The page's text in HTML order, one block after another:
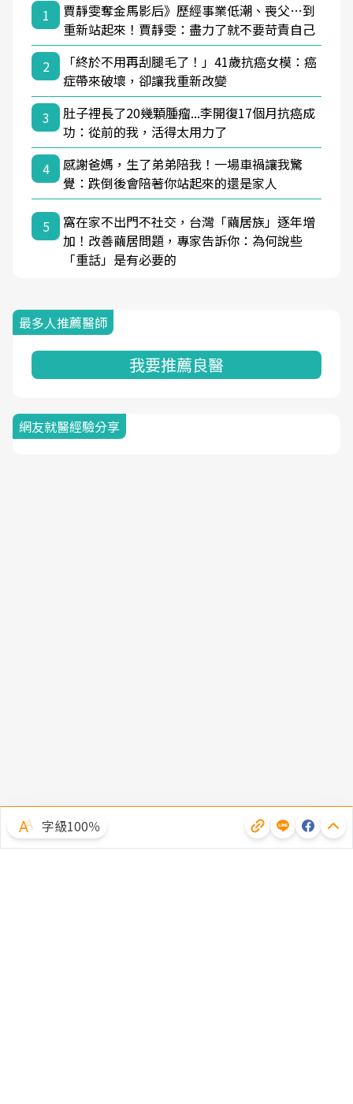
1
賈靜雯奪金馬影后》歷經事業低潮、喪父…到
重新站起來！賈靜雯：盡力了就不要苛責自己
2
「終於不用再刮腿毛了！」41歲抗癌女模：癌
症帶來破壞，卻讓我重新改變
3
肚子裡長了20幾顆腫瘤...李開復17個月抗癌成
功：從前的我，活得太用力了
4
感謝爸媽，生了弟弟陪我！一場車禍讓我驚
覺：跌倒後會陪著你站起來的還是家人
5
窩在家不出門不社交，台灣「繭居族」逐年增
加！改善繭居問題，專家告訴你：為何說些
「重話」是有必要的
最多人推薦醫師
我要推薦良醫
網友就醫經驗分享
字級100％